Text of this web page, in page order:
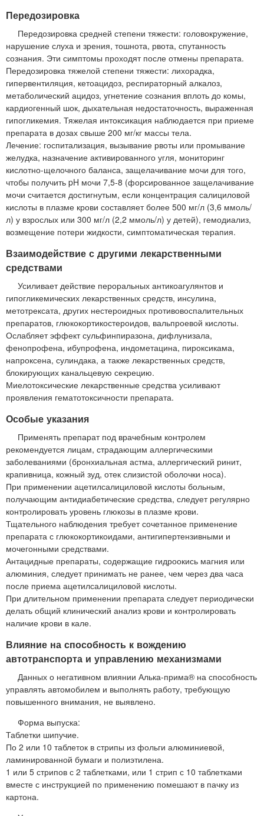
Передозировка
Передозировка средней степени тяжести: головокружение,
нарушение слуха и зрения, тошнота, рвота, спутанность
сознания. Эти симптомы проходят после отмены препарата.
Передозировка тяжелой степени тяжести: лихорадка,
гипервентиляция, кетоацидоз, респираторный алкалоз,
метаболический ацидоз, угнетение сознания вплоть до комы,
кардиогенный шок, дыхательная недостаточность, выраженная
гипогликемия. Тяжелая интоксикация наблюдается при приеме
препарата в дозах свыше 200 мг/кг массы тела.
Лечение: госпитализация, вызывание рвоты или промывание
желудка, назначение активированного угля, мониторинг
кислотно-щелочного баланса, защелачивание мочи для того,
чтобы получить pH мочи 7,5-8 (форсированное защелачивание
мочи считается достигнутым, если концентрация салициловой
кислоты в плазме крови составляет более 500 мг/л (3,6 ммоль/
л) у взрослых или 300 мг/л (2,2 ммоль/л) у детей), гемодиализ,
возмещение потери жидкости, симптоматическая терапия.
Взаимодействие с другими лекарственными
средствами
Усиливает действие пероральных антикоагулянтов и
гипогликемических лекарственных средств, инсулина,
метотрексата, других нестероидных противовоспалительных
препаратов, глюкокортикостероидов, вальпроевой кислоты.
Ослабляет эффект сульфинпиразона, дифлунизала,
фенопрофена, ибупрофена, индометацина, пироксикама,
напроксена, сулиндака, а также лекарственных средств,
блокирующих канальцевую секрецию.
Миелотоксические лекарственные средства усиливают
проявления гематотоксичности препарата.
Особые указания
Применять препарат под врачебным контролем
рекомендуется лицам, страдающим аллергическими
заболеваниями (бронхиальная астма, аллергический ринит,
крапивница, кожный зуд, отек слизистой оболочки носа).
При применении ацетилсалициловой кислоты больным,
получающим антидиабетические средства, следует регулярно
контролировать уровень глюкозы в плазме крови.
Тщательного наблюдения требует сочетанное применение
препарата с глюкокортикоидами, антигипертензивными и
мочегонными средствами.
Антацидные препараты, содержащие гидроокись магния или
алюминия, следует принимать не ранее, чем через два часа
после приема ацетилсалициловой кислоты.
При длительном применении препарата следует периодически
делать общий клинический анализ крови и контролировать
наличие крови в кале.
Влияние на способность к вождению
автотранспорта и управлению механизмами
Данных о негативном влиянии Алька-прима® на способность
управлять автомобилем и выполнять работу, требующую
повышенного внимания, не выявлено.
Форма выпуска:
Таблетки шипучие.
По 2 или 10 таблеток в стрипы из фольги алюминиевой,
ламинированной бумаги и полиэтилена.
1 или 5 стрипов с 2 таблетками, или 1 стрип с 10 таблетками
вместе с инструкцией по применению помешают в пачку из
картона.